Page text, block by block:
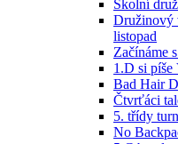
Školní
Družinový
listopad
Začínáme
1.D si
Bad Hair
Čtvrťáci
5. třídy
No